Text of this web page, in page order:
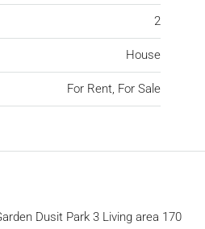
2
House
For Rent, For Sale
Dusit Park 3 Living area 170